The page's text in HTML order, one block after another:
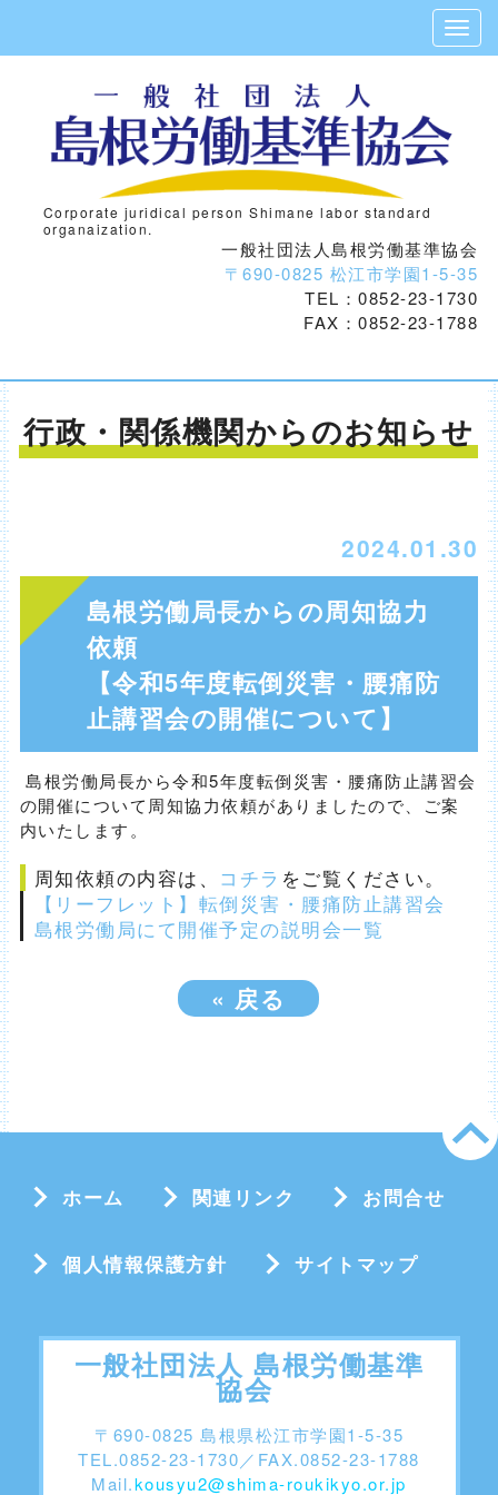
Corporate juridical person Shimane labor standard
organaization.
一般社団法人島根労働基準協会
〒690-0825 松江市学園1-5-35
TEL：0852-23-1730
FAX：0852-23-1788
行政・関係機関からのお知らせ
2024.01.30
島根労働局長からの周知協力
依頼
【令和5年度転倒災害・腰痛防
止講習会の開催について】
島根労働局長から令和5年度転倒災害・腰痛防止講習会
の開催について周知協力依頼がありましたので、ご案
内いたします。
周知依頼の内容は、 コチラ をご覧ください。
【リーフレット】転倒災害・腰痛防止講習会
島根労働局にて開催予定の説明会一覧
« 戻る
ホーム 関連リンク お問合せ
個人情報保護方針 サイトマップ
一般社団法人 島根労働基準
協会
〒690-0825 島根県松江市学園1-5-35
TEL.0852-23-1730／FAX.0852-23-1788
Mail.kousyu2@shima-roukikyo.or.jp